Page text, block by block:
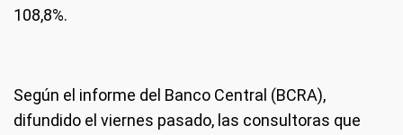
108,8%.
Según el informe del Banco Central (BCRA),
difundido el viernes pasado, las consultoras que